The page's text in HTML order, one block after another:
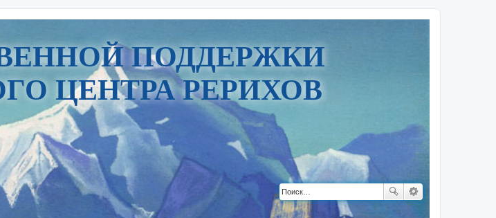
ПОДДЕРЖКИ
ЦЕНТРА РЕРИХОВ